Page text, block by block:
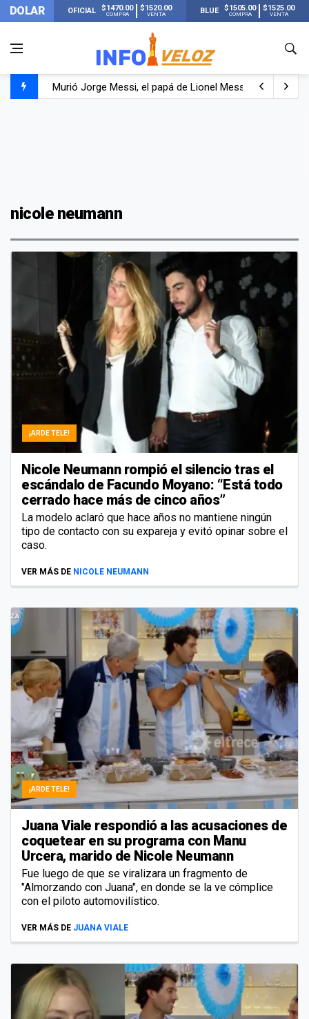
DOLAR OFICIAL $1470.00
COMPRA
$1520.00
VENTA BLUE $1505.00
COMPRA
$1525.00
VENTA
Murió Jorge Messi, el hombre que acompañó a Lionel
nicole neumann
¡ARDE TELE!
Nicole Neumann rompió el silencio tras el
escándalo de Facundo Moyano: “Está todo
cerrado hace más de cinco años”
La modelo aclaró que hace años no mantiene ningún
tipo de contacto con su expareja y evitó opinar sobre el
caso.
VER MÁS DE NICOLE NEUMANN
¡ARDE TELE!
Juana Viale respondió a las acusaciones de
coquetear en su programa con Manu
Urcera, marido de Nicole Neumann
Fue luego de que se viralizara un fragmento de
"Almorzando con Juana", en donde se la ve cómplice
con el piloto automovilístico.
VER MÁS DE JUANA VIALE